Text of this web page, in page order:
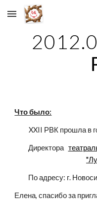
Skip to main content
Что было:
XXII РВК прошла в
  Директора
По адресу: г.
Елена, спасибо за